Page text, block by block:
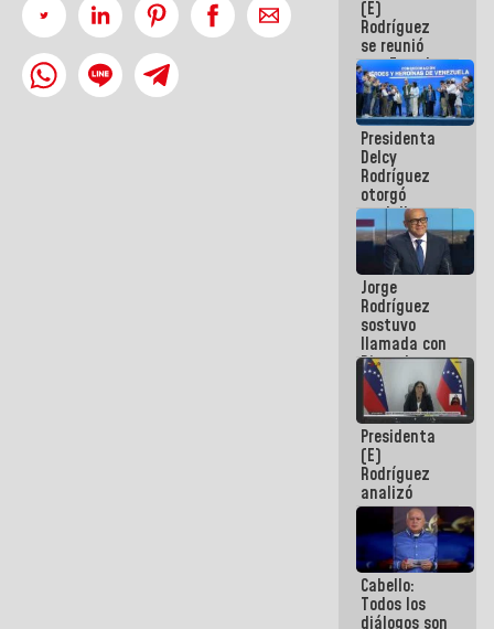
(E)
Rodríguez
se reunió
con Estado
Mayor
Eléctrico
para
abordar
planes de
acción
Presidenta
Delcy
Rodríguez
otorgó
medalla
"Héroe de
Venezuela"
a servidores
públicos
Jorge
Rodríguez
sostuvo
llamada con
Dinorah
Figuera y
acuerdan
primer
encuentro
presencial
para el
diálogo
Presidenta
(E)
Rodríguez
analizó
junto a
gobernadores
planes de
recuperación
del Sistema
Eléctrico
Cabello:
Todos los
diálogos son